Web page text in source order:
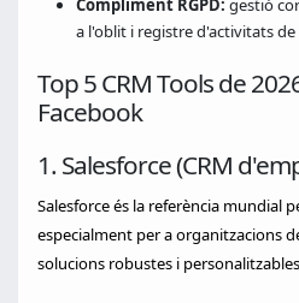
Compliment RGPD: gestió
a l'oblit i registre d'activitats
Top 5 CRM Tools de
Facebook
1. Salesforce (CRM
Salesforce és la referència mundial
especialment per a organitzacions
solucions robustes i